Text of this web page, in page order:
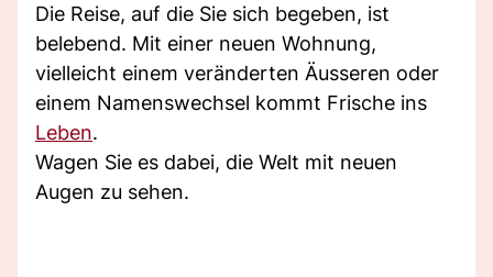
Die Reise, auf die Sie sich begeben, ist
belebend. Mit einer neuen Wohnung,
vielleicht einem veränderten Äusseren oder
einem Namenswechsel kommt Frische ins
Leben.
Wagen Sie es dabei, die Welt mit neuen
Augen zu sehen.